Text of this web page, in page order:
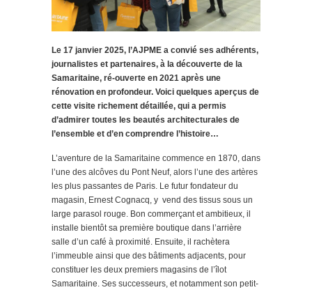
Le 17 janvier 2025, l’AJPME a convié ses adhérents,
journalistes et partenaires, à la découverte de la
Samaritaine, ré-ouverte en 2021 après une
rénovation en profondeur. Voici quelques aperçus de
cette visite richement détaillée, qui a permis
d’admirer toutes les beautés architecturales de
l’ensemble et d’en comprendre l’histoire…
L’aventure de la Samaritaine commence en 1870, dans
l’une des alcôves du Pont Neuf, alors l’une des artères
les plus passantes de Paris. Le futur fondateur du
magasin, Ernest Cognacq, y vend des tissus sous un
large parasol rouge. Bon commerçant et ambitieux, il
installe bientôt sa première boutique dans l’arrière
salle d’un café à proximité. Ensuite, il rachètera
l’immeuble ainsi que des bâtiments adjacents, pour
constituer les deux premiers magasins de l’îlot
Samaritaine. Ses successeurs, et notamment son petit-